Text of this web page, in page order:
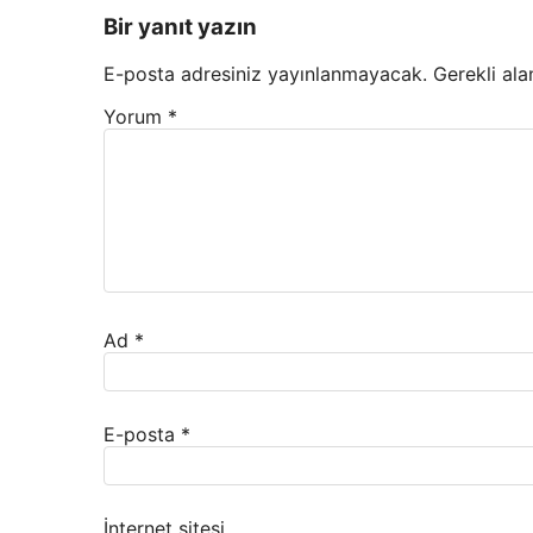
Bir yanıt yazın
E-posta adresiniz yayınlanmayacak. Gerekli
Yorum *
Ad *
E-posta *